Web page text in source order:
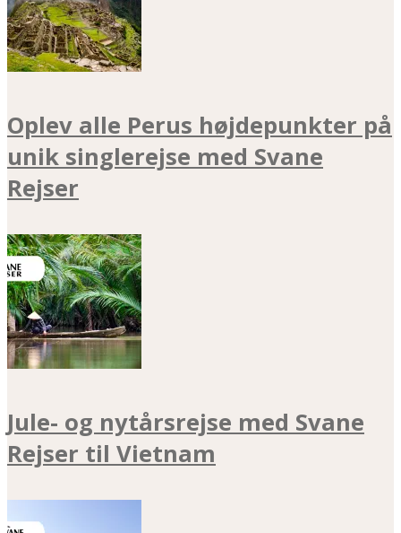
Oplev alle Perus højdepunkter på
unik singlerejse med Svane
Rejser
Jule- og nytårsrejse med Svane
Rejser til Vietnam